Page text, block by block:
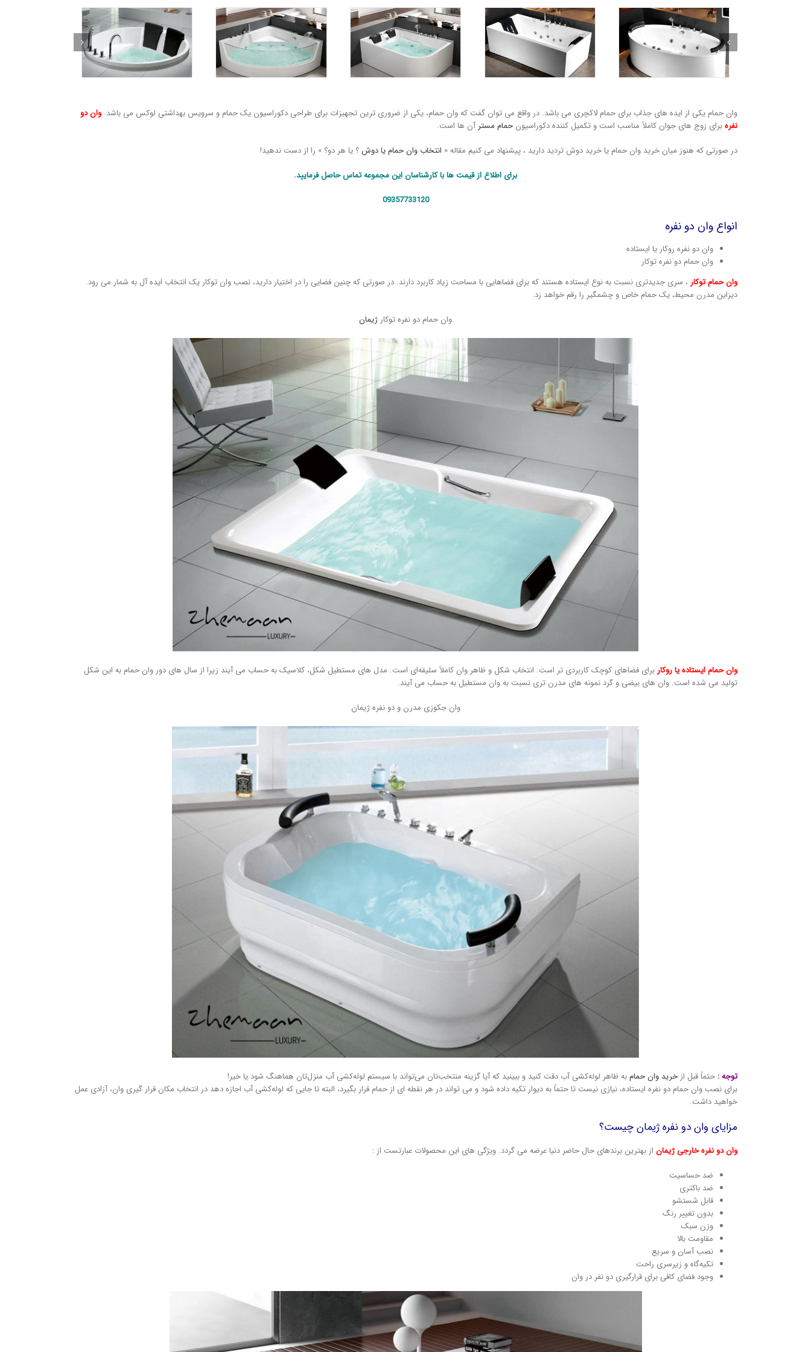
وان حمام یکی از ایده های جذاب برای حمام لاکچری می باشد. در واقع می توان گفت که وان حمام، یکی از ضروری ترین تجهیزات برای طراحی دکوراسیون یک حمام و سرویس بهداشتی لوکس می باشد. وان دو
نفرهبرای زوج های جوان کاملاً مناسب است و تکمیل کننده دکوراسیون حمام مستر آن ها است.
در صورتی که هنوز میان خرید وان حمام یا خرید دوش تردید دارید ، پیشنهاد می کنیم مقاله « انتخاب وان حمام یا دوش؟ یا هر دو؟ » را از دست ندهید!
برای اطلاع از قیمت ها با کارشناسان این مجموعه تماس حاصل فرمایید.
09357733120
انواع وان دو نفره
وان دو نفره روکار یا ایستاده
وان حمام دو نفره توکار
وان حمام توکار ، سری جدیدتری نسبت به نوع ایستاده هستند که برای فضاهایی با مساحت زیاد کاربرد دارند. در صورتی که چنین فضایی را در اختیار دارید، نصب وان توکار یک انتخاب ایده آل به شمار می رود.
دیزاین مدرن محیط، یک حمام خاص و چشمگیر را رقم خواهد زد.
وان حمام دو نفره توکار ژیمان
وان حمام ایستاده یا روکار برای فضاهای کوچک کاربردی تر است. انتخاب شکل و ظاهر وان کاملاً سلیقه‌ای است. مدل های مستطیل شکل، کلاسیک به حساب می آیند زیرا از سال های دور وان حمام به این شکل
تولید می شده است. وان های بیضی و گرد نمونه های مدرن تری نسبت به وان مستطیل به حساب می آیند.
وان جکوزی مدرن و دو نفره ژیمان
توجه : حتماً قبل ازخرید وان حمامبه ظاهر لوله‌کشی آب دقت کنید و ببینید که آیا گزینه منتخب‌تان می‌تواند با سیستم لوله‌کشی آب منزل‌تان هماهنگ شود یا خیر!
برای نصب وان حمام دو نفره ایستاده، نیازی نیست تا حتماً به دیوار تکیه داده شود و می تواند در هر نقطه ای از حمام قرار بگیرد، البته تا جایی که لوله‌کشی آب اجازه دهد در انتخاب مکان قرار گیری وان، آزادی عمل
خواهید داشت.
مزایای وان دو نفره ژیمان چیست؟
وان دو نفره خارجی ژیماناز بهترین برندهای حال حاضر دنیا عرضه می گردد. ویژگی های این محصولات عبارتست از :
ضد حساسیت
ضد باکتری
قابل شستشو
بدون تغییر رنگ
وزن سبک
مقاومت بالا
نصب آسان و سریع
تکیه‌گاه و زیرسری راحت
وجود فضای کافی برای قرارگیری دو نفر در وان